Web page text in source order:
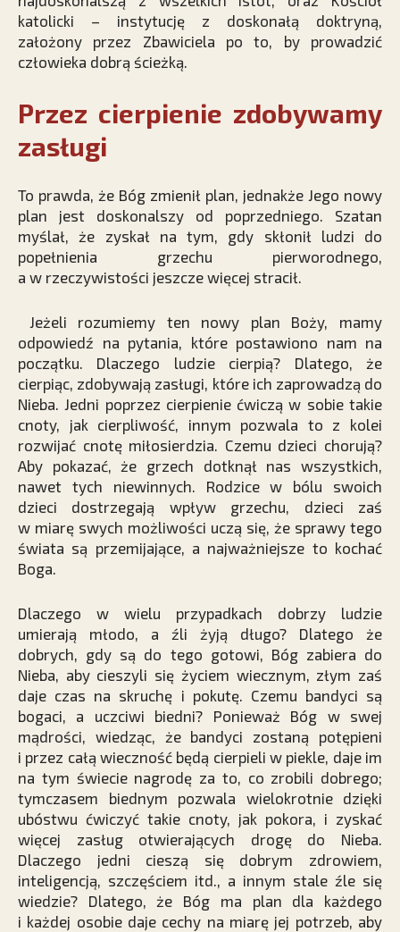
katolicki – instytucję z doskonałą doktryną,
założony przez Zbawiciela po to, by prowadzić
człowieka dobrą ścieżką.
Przez cierpienie zdobywamy
zasługi
To prawda, że Bóg zmienił plan, jednakże Jego nowy
plan jest doskonalszy od poprzedniego. Szatan
myślał, że zyskał na tym, gdy skłonił ludzi do
popełnienia grzechu pierworodnego,
a w rzeczywistości jeszcze więcej ­stracił.
Jeżeli rozumiemy ten nowy plan Boży, mamy
odpowiedź na pytania, które postawiono nam na
początku. Dlaczego ludzie cierpią? Dlatego, że
cierpiąc, zdobywają zasługi, które ich zaprowadzą do
Nieba. Jedni poprzez cierpienie ćwiczą w sobie takie
cnoty, jak cierpliwość, innym pozwala to z kolei
rozwijać cnotę miłosierdzia. Czemu dzieci chorują?
Aby pokazać, że grzech dotknął nas wszystkich,
nawet tych niewinnych. Rodzice w bólu swoich
dzieci dostrzegają wpływ grzechu, dzieci zaś
w miarę swych możliwości uczą się, że sprawy tego
świata są przemijające, a najważniejsze to kochać
Boga.
Dlaczego w wielu przypadkach dobrzy ludzie
umierają młodo, a źli żyją długo? Dlatego że
dobrych, gdy są do tego gotowi, Bóg zabiera do
Nieba, aby cieszyli się życiem wiecznym, złym zaś
daje czas na skruchę i pokutę. Czemu bandyci są
bogaci, a uczciwi biedni? Ponieważ Bóg w swej
mądrości, wiedząc, że bandyci zostaną potępieni
i przez całą wieczność będą cierpieli w piekle, daje im
na tym świecie nagrodę za to, co zrobili dobrego;
tymczasem biednym pozwala wielokrotnie dzięki
ubóstwu ćwiczyć takie cnoty, jak pokora, i zyskać
więcej zasług otwierających drogę do Nieba.
Dlaczego jedni cieszą się dobrym zdrowiem,
inteligencją, szczęściem itd., a innym stale źle się
wiedzie? Dlatego, że Bóg ma plan dla każdego
i każdej osobie daje cechy na miarę jej potrzeb, aby